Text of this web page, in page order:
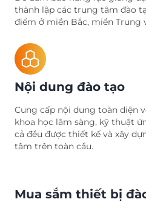
thành lập các trung tâm đào
điểm ở miền Bắc, miền Trung
Nội dung đào tạo
Cung cấp nội dung toàn diện
khoa học lâm sàng, kỹ thuật
cả đều được thiết kế và xây
tâm trên toàn cầu.
Mua sắm thiết bị